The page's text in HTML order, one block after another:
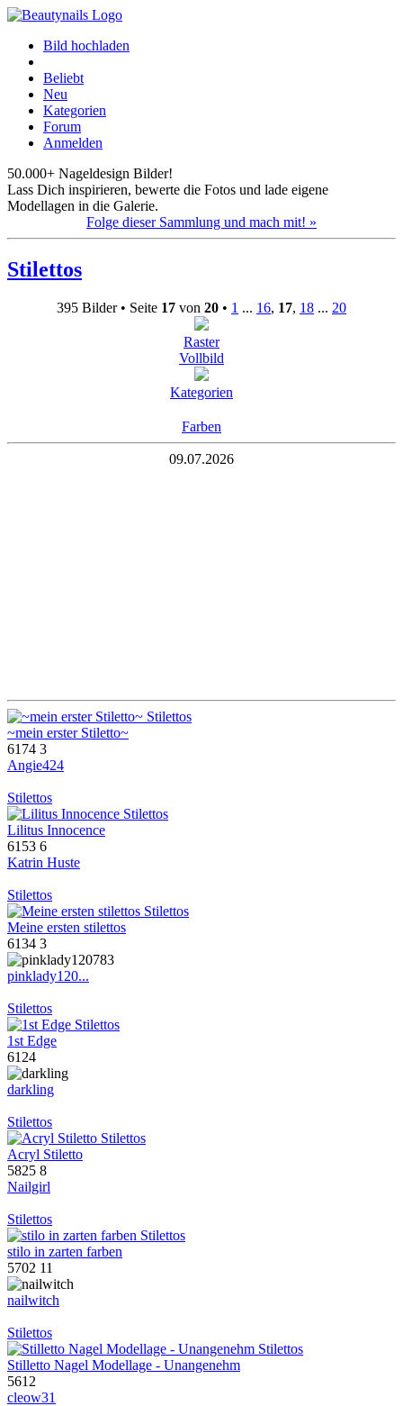
Bild hochladen
Beliebt
Neu
Kategorien
Forum
Anmelden
50.000+ Nageldesign Bilder!
Lass Dich inspirieren, bewerte die Fotos und lade eigene
Modellagen in die Galerie.
Folge dieser Sammlung und mach mit! »
Stilettos
395 Bilder • Seite 17 von 20 • 1 ... 16, 17, 18 ... 20
Raster
Vollbild
Kategorien
Farben
09.07.2026
~mein erster Stiletto~
6174 3
Angie424
Stilettos
Lilitus Innocence
6153 6
Katrin Huste
Stilettos
Meine ersten stilettos
6134 3
pinklady120...
Stilettos
1st Edge
6124
darkling
Stilettos
Acryl Stiletto
5825 8
Nailgirl
Stilettos
stilo in zarten farben
5702 11
nailwitch
Stilettos
Stilletto Nagel Modellage - Unangenehm
5612
cleow31